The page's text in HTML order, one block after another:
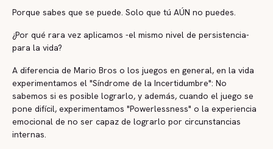
Porque sabes que se puede. Solo que tú AÚN no puedes.
¿Por qué rara vez aplicamos -el mismo nivel de persistencia-
para la vida?
A diferencia de Mario Bros o los juegos en general, en la vida
experimentamos el "Síndrome de la Incertidumbre": No
sabemos si es posible lograrlo, y además, cuando el juego se
pone difícil, experimentamos "Powerlessness" o la experiencia
emocional de no ser capaz de lograrlo por circunstancias
internas.